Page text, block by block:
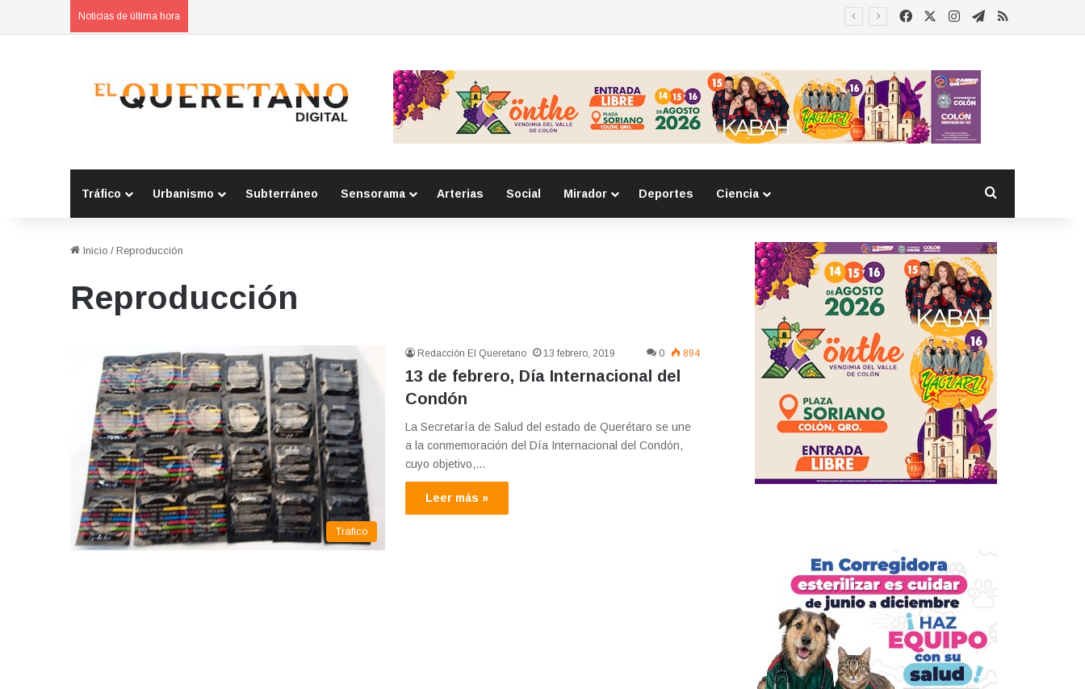
Noticias de última hora FacebookInstagram
Telegram
RSS
Tráfico Urbanismo Subterráneo Sensorama Arterias Social Mirador Deportes Ciencia
Inicio / Reproducción
Reproducción
Tráfico
Redacción El Queretano 13 febrero, 2019 0 894
13 de febrero, Día Internacional del
Condón
La Secretaría de Salud del estado de Querétaro se une
a la conmemoración del Día Internacional del Condón,
cuyo objetivo,…
Leer más »